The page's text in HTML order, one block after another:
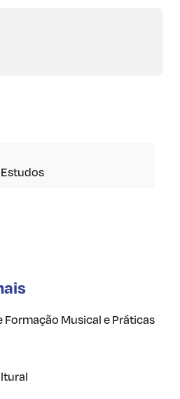
Formação Musical e Práticas